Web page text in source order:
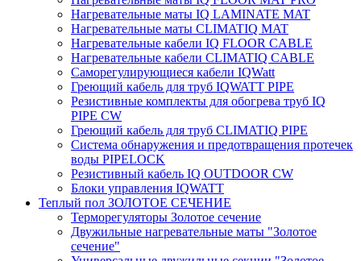
Нагревательные маты IQ LAMINATE MAT
Нагревательные маты CLIMATIQ MAT
Нагревательные кабели IQ FLOOR CABLE
Нагревательные кабели CLIMATIQ CABLE
Саморегулирующиеся кабели IQWatt
Греющий кабель для труб IQWATT PIPE
Резистивные комплекты для обогрева труб IQ
PIPE CW
Греющий кабель для труб CLIMATIQ PIPE
Система обнаружения и предотвращения протечек
воды PIPELOCK
Резистивный кабель IQ OUTDOOR CW
Блоки управления IQWATT
Теплый пол ЗОЛОТОЕ СЕЧЕНИЕ
Терморегуляторы Золотое сечение
Двужильные нагревательные маты "Золотое
сечение"